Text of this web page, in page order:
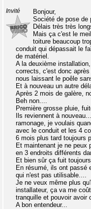
Invité
Bonjour,
Société de pose de
Délais très très
Mais ça c'est le
toiture beaucoup
conduit qui dépassait le
de matériel.
A la deuxième
corrects, c'est donc
nous laissant le poêle
Et à nouveau un autre
Après 2 mois de galère,
Beh non....
Première grosse pluie,
Ils reviennent à
ramonage, je voulais
avec le conduit et les 4
6 mois plus tard toujours
Et maintenant je ne peux
en 3 endroits différents
Et bien sûr ça fuit
En résumé, ils ont passé
qui n'est pas utilisable....
Je ne veux même plus
installateur, ça va me
tranquille et pouvoir avoir
A bon entendeur...